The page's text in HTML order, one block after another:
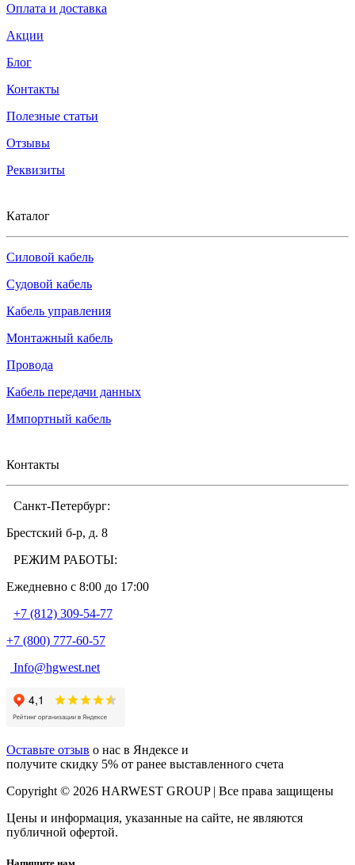
Оплата и доставка
Акции
Блог
Контакты
Полезные статьи
Отзывы
Реквизиты
Каталог
Силовой кабель
Судовой кабель
Кабель управления
Монтажный кабель
Провода
Кабель передачи данных
Импортный кабель
Контакты
Санкт-Петербург:
Брестский б-р, д. 8
РЕЖИМ РАБОТЫ:
Ежедневно c 8:00 до 17:00
+7 (812) 309-54-77
+7 (800) 777-60-57
Info@hgwest.net
Оставьте отзыв о нас в Яндексе и
получите скидку 5% от ранее выставленного счета
Copyright © 2026 HARWEST GROUP | Все права защищены
Цены и информация, указанные на сайте, не являются
публичной офертой.